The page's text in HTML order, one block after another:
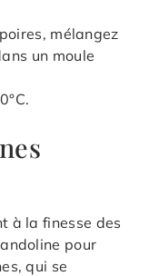
mélangez
un moule
à la finesse des
pour
qui se